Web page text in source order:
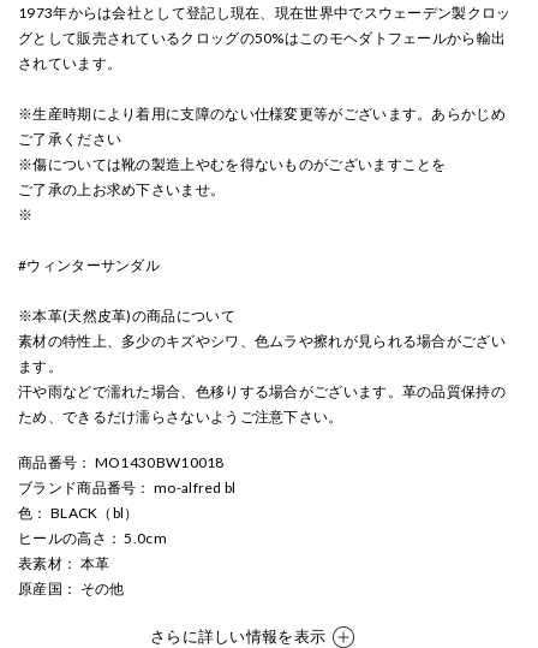
1973年からは会社として登記し現在、現在世界中でスウェーデン製クロッ
グとして販売されているクロッグの50%はこのモヘダトフェールから輸出
されています。
※生産時期により着用に支障のない仕様変更等がございます。あらかじめ
ご了承ください
※傷については靴の製造上やむを得ないものがございますことを
ご了承の上お求め下さいませ。
※
#ウィンターサンダル
※本革(天然皮革)の商品について
素材の特性上、多少のキズやシワ、色ムラや擦れが見られる場合がござい
ます。
汗や雨などで濡れた場合、色移りする場合がございます。革の品質保持の
ため、できるだけ濡らさないようご注意下さい。
商品番号 ： MO1430BW10018
ブランド商品番号 ： mo-alfred bl
色 ： BLACK（bl）
ヒールの高さ ： 5.0cm
表素材： 本革
原産国 ： その他
さらに詳しい情報を表示